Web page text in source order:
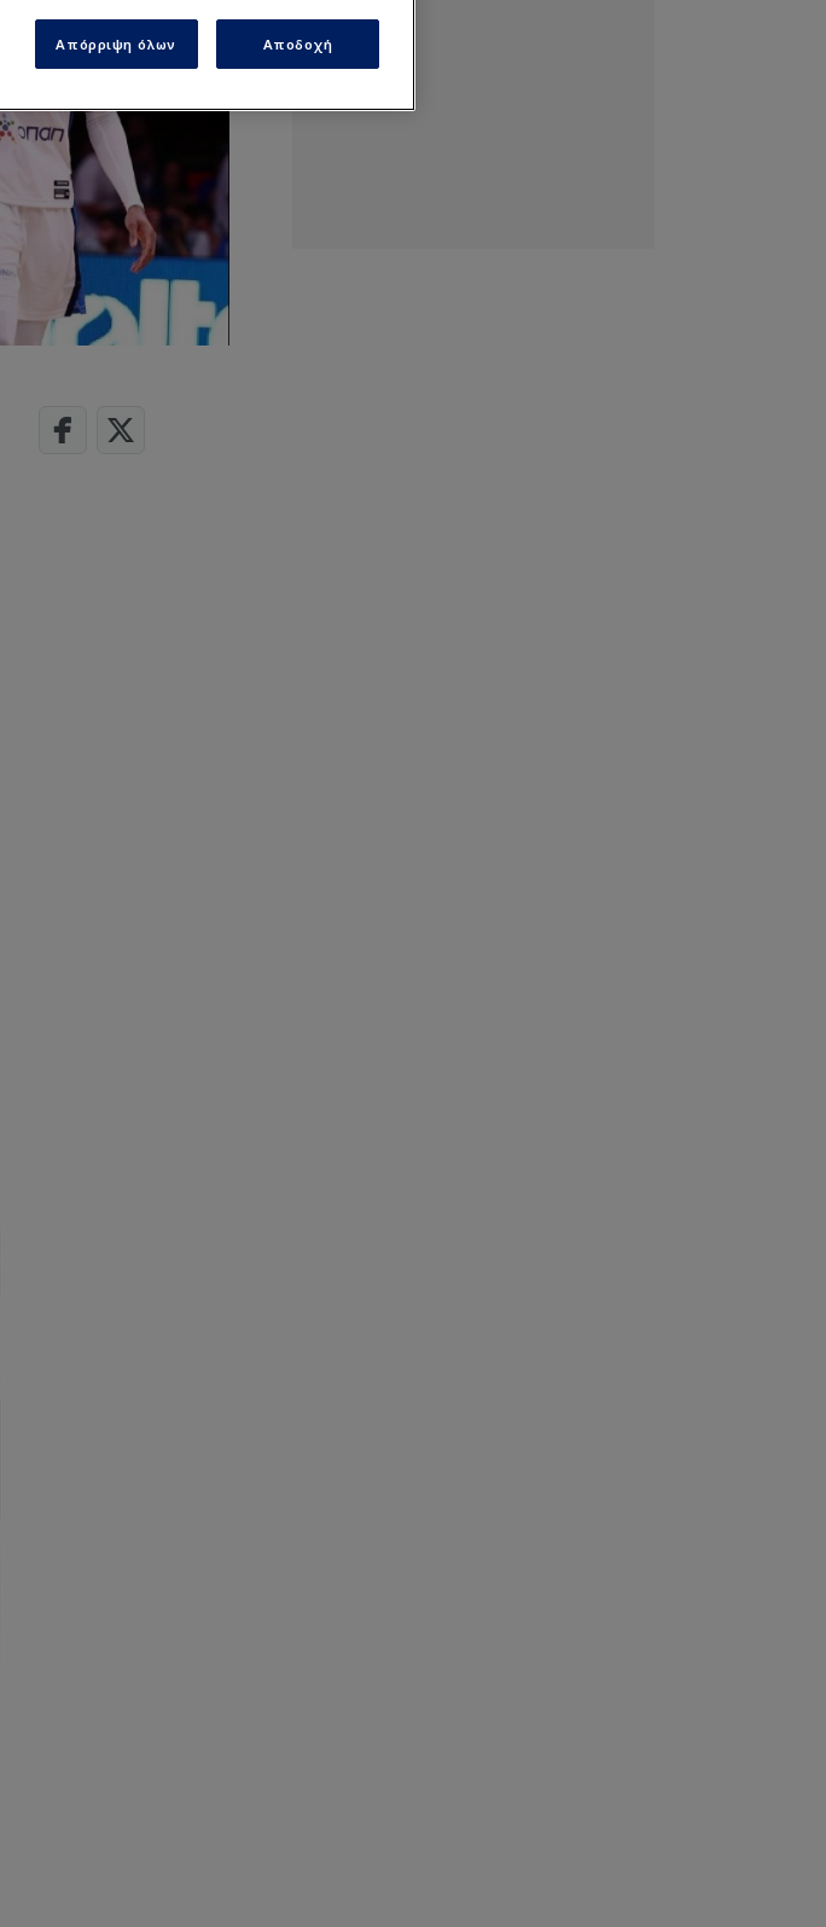
Απόρριψη όλων Αποδοχή